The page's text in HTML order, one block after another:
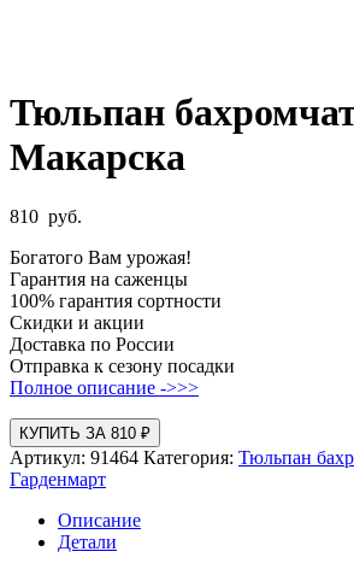
Тюльпан
Макарска
810 руб.
Богатого Вам урожая!
Гарантия на саженцы
100% гарантия сортности
Скидки и акции
Доставка по России
Отправка к сезону посадки
Полное описание ->>>
КУПИТЬ ЗА 810 ₽
Артикул: 91464 Категория: Тюльпан
Гарденмарт
Описание
Детали